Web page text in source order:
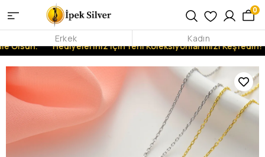
Olsun. Hediyeleriniz İçin Yeni Koleksiyonlarımızı Keşfedin!
0
Erkek Kadın